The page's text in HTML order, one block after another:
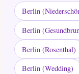
Berlin
Berlin
Berlin (Rosenthal)
Berlin (Wedding)